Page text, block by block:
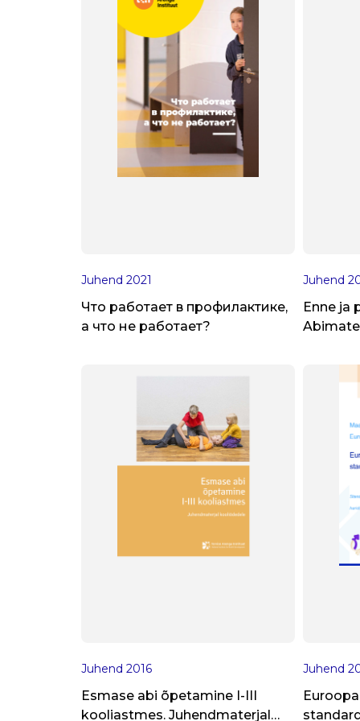
Juhend 2021
Что работает в профилактике,
а что не работает?
Juhend
Enne ja
Juhend 2016
Esmase abi õpetamine I-III
kooliastmes. Juhendmaterjal
Juhend